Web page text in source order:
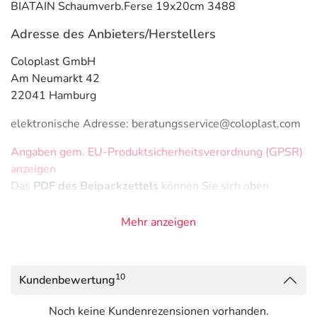
BIATAIN Schaumverb.Ferse 19x20cm 3488
Adresse des Anbieters/Herstellers
Coloplast GmbH
Am Neumarkt 42
22041 Hamburg
elektronische Adresse: beratungsservice@coloplast.com
Angaben gem. EU-Produktsicherheitsverordnung (GPSR)
anzeigen
Das PDF des Beipackzettels können Sie sich oben
Mehr anzeigen
Kundenbewertung10
Noch keine Kundenrezensionen vorhanden.